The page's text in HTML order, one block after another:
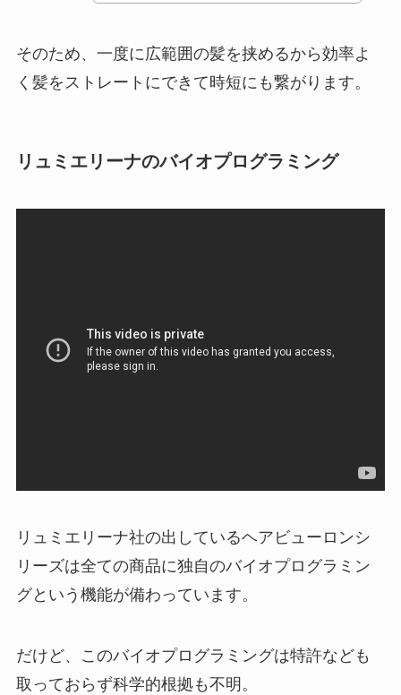
そのため、一度に広範囲の髪を挟めるから効率よ
く髪をストレートにできて時短にも繋がります。
リュミエリーナのバイオプログラミング
リュミエリーナ社の出しているヘアビューロンシ
リーズは全ての商品に独自のバイオプログラミン
グという機能が備わっています。
だけど、このバイオプログラミングは特許なども
取っておらず科学的根拠も不明。